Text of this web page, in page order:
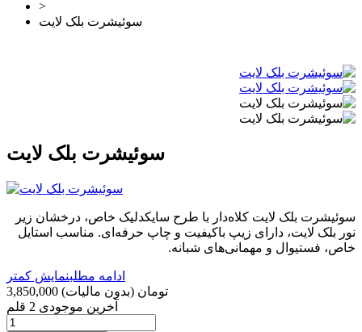
>
سوئیشرت بلک لایت
سوئیشرت بلک لایت
سوئیشرت بلک لایت کلاه‌دار با طرح سایکدلیک خاص، درخشان زیر
نور بلک لایت، دارای زیپ باکیفیت و چاپ حرفه‌ای. مناسب استایل
خاص، فستیوال و مهمانی‌های شبانه.
ادامه مطلبنمایش کمتر
3,850,000 تومان (بدون مالیات)
آخرین موجودی 2 قلم